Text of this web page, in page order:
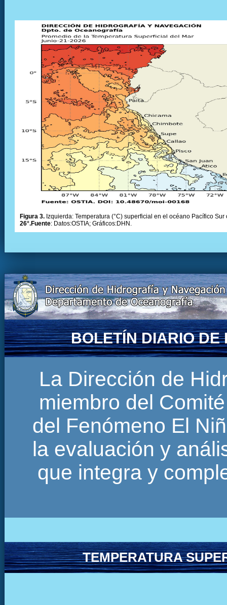
Figura 3. Izquierda: Temperatura (°C) superficial en el océano Pacífico
26°.Fuente: Datos:OSTIA; Gráficos:DHN.
BOLETÍN DIARIO DE
La Dirección de
miembro del
del Fenómeno El
la evaluación y
que integra y
TEMPERATURA